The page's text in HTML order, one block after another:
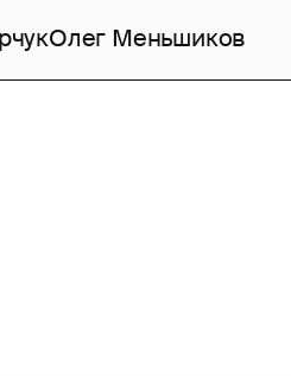
Олег Меньшиков